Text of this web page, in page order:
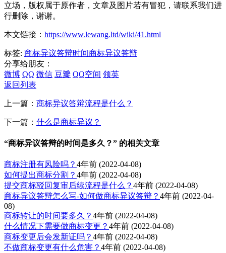
立场，版权属于原作者，文章及图片若有冒犯，请联系我们进
行删除，谢谢。
本文链接： https://www.lewang.ltd/wiki/41.html
标签: 商标异议答辩时间商标异议答辩
分享给朋友：
微博 QQ 微信 豆瓣 QQ空间 领英
返回列表
上一篇： 商标异议答辩流程是什么？
下一篇： 什么是商标异议？
“商标异议答辩的时间是多久？” 的相关文章
商标注册有风险吗？ 4年前 (2022-04-08)
如何提出商标分割？ 4年前 (2022-04-08)
提交商标驳回复审后续流程是什么？ 4年前 (2022-04-08)
商标异议答辩怎么写-如何做商标异议答辩？ 4年前 (2022-04-
08)
商标转让的时间要多久？ 4年前 (2022-04-08)
什么情况下需要做商标变更？ 4年前 (2022-04-08)
商标变更后会发新证吗？ 4年前 (2022-04-08)
不做商标变更有什么危害？ 4年前 (2022-04-08)